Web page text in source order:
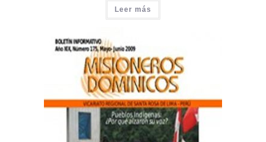
Leer más